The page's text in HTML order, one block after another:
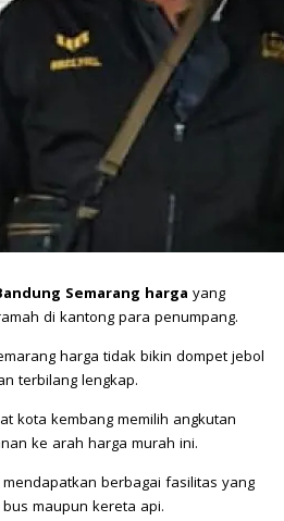
Semarang harga yang
di kantong para penumpang.
harga tidak bikin dompet jebol
terbilang lengkap.
kota kembang memilih angkutan
ke arah harga murah ini.
berbagai fasilitas yang
maupun kereta api.